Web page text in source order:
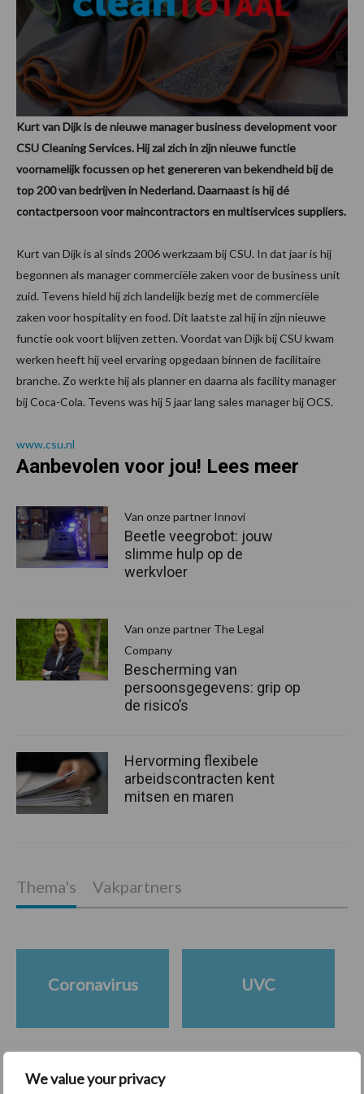
We value your privacy
Kurt van Dijk is de nieuwe manager business development voor
CSU Cleaning Services. Hij zal zich in zijn nieuwe functie
voornamelijk focussen op het genereren van bekendheid bij de
top 200 van bedrijven in Nederland. Daarnaast is hij dé
contactpersoon voor maincontractors en multiservices suppliers.
Kurt van Dijk is al sinds 2006 werkzaam bij CSU. In dat jaar is hij
begonnen als manager commerciële zaken voor de business unit
zuid. Tevens hield hij zich landelijk bezig met de commerciële
zaken voor hospitality en food. Dit laatste zal hij in zijn nieuwe
functie ook voort blijven zetten. Voordat van Dijk bij CSU kwam
werken heeft hij veel ervaring opgedaan binnen de facilitaire
branche. Zo werkte hij als planner en daarna als facility manager
bij Coca-Cola. Tevens was hij 5 jaar lang sales manager bij OCS.
www.csu.nl
Aanbevolen voor jou! Lees meer
Van onze partner Innovi
Beetle veegrobot: jouw
slimme hulp op de
werkvloer
Van onze partner The Legal
Company
Bescherming van
persoonsgegevens: grip op
de risico’s
Hervorming flexibele
arbeidscontracten kent
mitsen en maren
Thema's Vakpartners
Coronavirus UVC
Toon meer